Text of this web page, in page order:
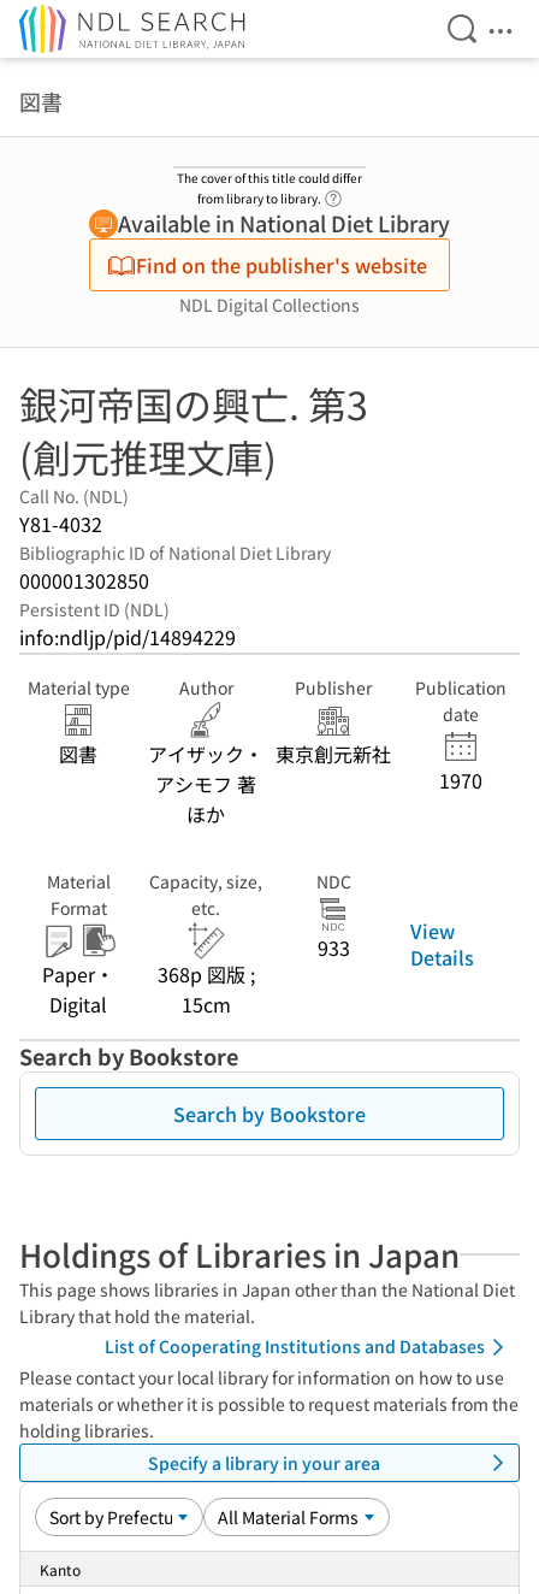
Open
図書
The cover of this title could differ
from library to library.
Available in National Diet Library
Find on the publisher's website
NDL Digital Collections
銀河帝国の興亡. 第3
(創元推理文庫)
Call No. (NDL)
Y81-4032
Bibliographic ID of National Diet Library
000001302850
Persistent ID (NDL)
info:ndljp/pid/14894229
Material type
図書
Author
アイザック・
アシモフ 著
ほか
Publisher
東京創元新社
Publication
date
1970
Material
Format
Paper・
Digital
Capacity, size,
etc.
368p 図版 ;
15cm
NDC
933
View
Details
Search by Bookstore
Search by Bookstore
Holdings of Libraries in Japan
This page shows libraries in Japan other than the National Diet
Library that hold the material.
List of Cooperating Institutions and Databases
Please contact your local library for information on how to use
materials or whether it is possible to request materials from the
holding libraries.
Specify a library in your area
Kanto